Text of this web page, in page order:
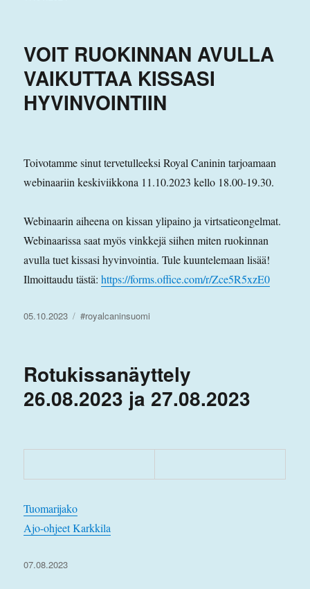
VOIT RUOKINNAN AVULLA
VAIKUTTAA KISSASI
HYVINVOINTIIN
Toivotamme sinut tervetulleeksi Royal Caninin tarjoamaan
webinaariin keskiviikkona 11.10.2023 kello 18.00-19.30.
Webinaarin aiheena on kissan ylipaino ja virtsatieongelmat.
Webinaarissa saat myös vinkkejä siihen miten ruokinnan
avulla tuet kissasi hyvinvointia. Tule kuuntelemaan lisää!
Ilmoittaudu tästä:https://forms.office.com/r/Zce5R5xzE0
Julkaistu
05.10.2023 Avainsanat
#royalcaninsuomi
Rotukissanäyttely
26.08.2023 ja 27.08.2023
Tuomarijako
Ajo-ohjeet Karkkila
Julkaistu
07.08.2023